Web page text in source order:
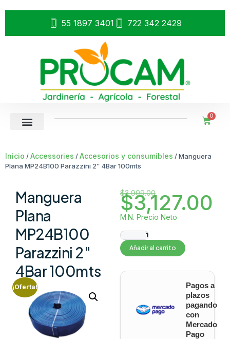
55 1897 3401 722 342 2429
0
Inicio /Accessories /Accesorios y consumibles / Manguera
Plana MP24B100 Parazzini 2″ 4Bar 100mts
Manguera
Plana
MP24B100
Parazzini 2″
4Bar 100mts
¡Oferta!
$3,909.00
$3,127.00
M.N. Precio Neto
Añadir al carrito
Pagos a
plazos
pagando
con
Mercado
Pago